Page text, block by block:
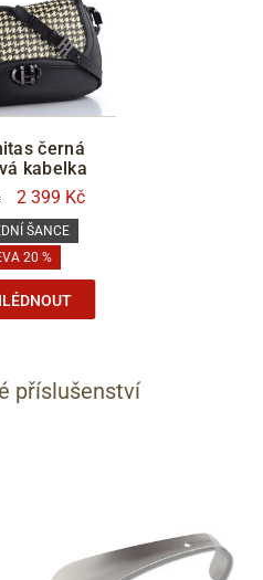
černá
kabelka
2 399 Kč
ŠANCE
20 %
příslušenství